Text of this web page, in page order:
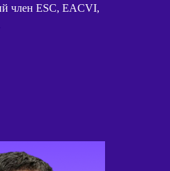
член ESC, EACVI,